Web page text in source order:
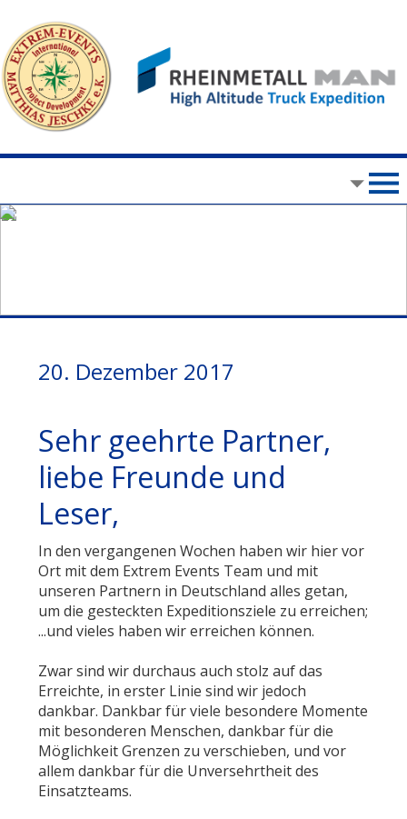
20. Dezember 2017
Sehr geehrte Partner,
liebe Freunde und
Leser,
In den vergangenen Wochen haben wir hier vor
Ort mit dem Extrem Events Team und mit
unseren Partnern in Deutschland alles getan,
um die gesteckten Expeditionsziele zu erreichen;
...und vieles haben wir erreichen können.
Zwar sind wir durchaus auch stolz auf das
Erreichte, in erster Linie sind wir jedoch
dankbar. Dankbar für viele besondere Momente
mit besonderen Menschen, dankbar für die
Möglichkeit Grenzen zu verschieben, und vor
allem dankbar für die Unversehrtheit des
Einsatzteams.